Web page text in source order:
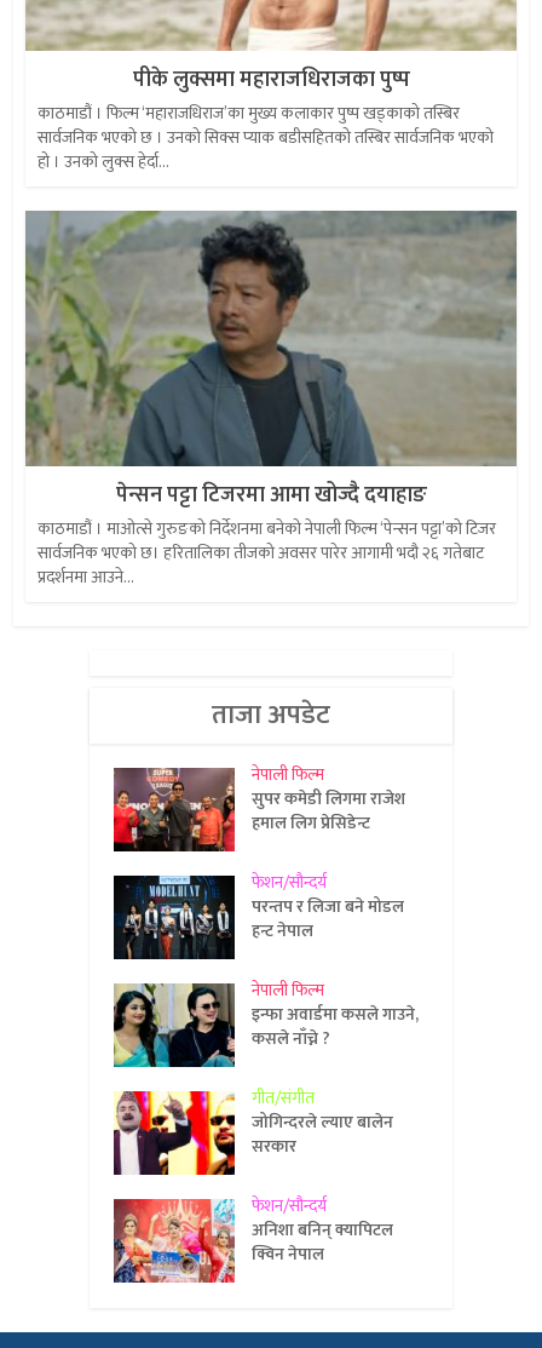
पीके लुक्समा महाराजधिराजका पुष्प
काठमाडौं । फिल्म ‘महाराजधिराज’का मुख्य कलाकार पुष्प खड्काको तस्बिर
सार्वजनिक भएको छ । उनको सिक्स प्याक बडीसहितको तस्बिर सार्वजनिक भएको
हो । उनको लुक्स हेर्दा...
पेन्सन पट्टा टिजरमा आमा खोज्दै दयाहाङ
काठमाडौं । माओत्से गुरुङको निर्देशनमा बनेको नेपाली फिल्म ‘पेन्सन पट्टा’को टिजर
सार्वजनिक भएको छ। हरितालिका तीजको अवसर पारेर आगामी भदौ २६ गतेबाट
प्रदर्शनमा आउने...
ताजा अपडेट
नेपाली फिल्म
सुपर कमेडी लिगमा राजेश
हमाल लिग प्रेसिडेन्ट
फेशन/सौन्दर्य
परन्तप र लिजा बने मोडल
हन्ट नेपाल
नेपाली फिल्म
इन्फा अवार्डमा कसले गाउने,
कसले नाँच्ने ?
गीत/संगीत
जोगिन्दरले ल्याए बालेन
सरकार
फेशन/सौन्दर्य
अनिशा बनिन् क्यापिटल
क्विन नेपाल